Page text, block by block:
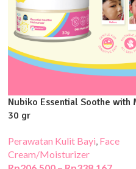
Nubiko Essential Soothe with
30 gr
Perawatan Kulit Bayi, Face
Cream/Moisturizer